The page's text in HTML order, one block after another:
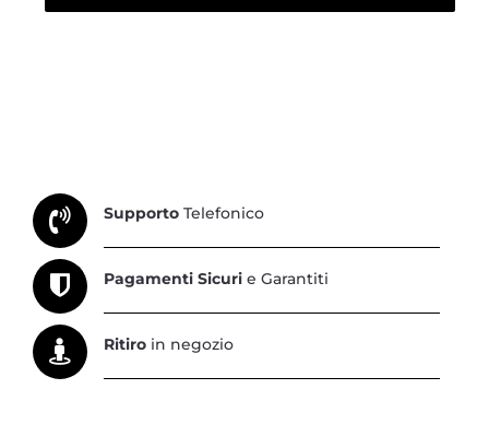
Supporto Telefonico
Pagamenti Sicuri e Garantiti
Ritiro in negozio